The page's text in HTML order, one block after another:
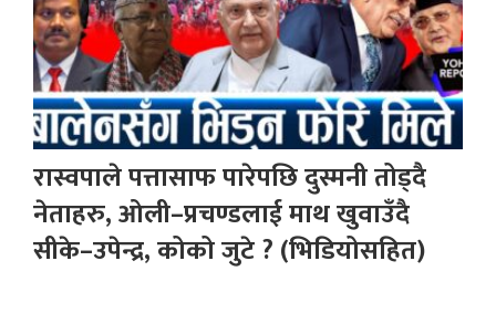
रास्वपाले पत्तासाफ पारेपछि दुस्मनी तोड्दै
नेताहरु, ओली–प्रचण्डलाई माथ खुवाउँदै
सीके–उपेन्द्र, कोको जुटे ? (भिडियोसहित)